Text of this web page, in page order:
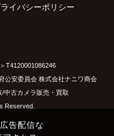
イバシーポリシー
T4120001086246
公安委員会 株式会社ナニワ商会
中古カメラ販売・買取
Reserved.
告配信な